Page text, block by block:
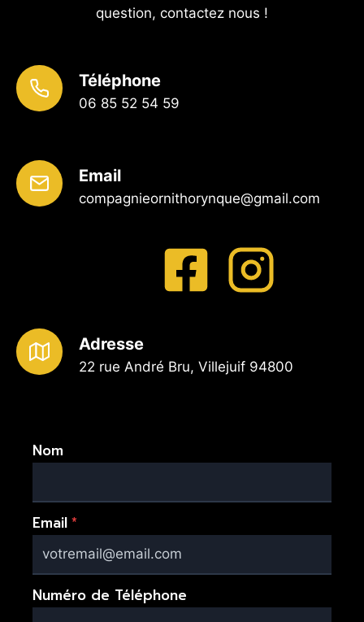
question, contactez nous !
Téléphone
06 85 52 54 59
Email
compagnieornithorynque@gmail.com
Adresse
22 rue André Bru, Villejuif 94800
Nom
Email*
Numéro de Téléphone